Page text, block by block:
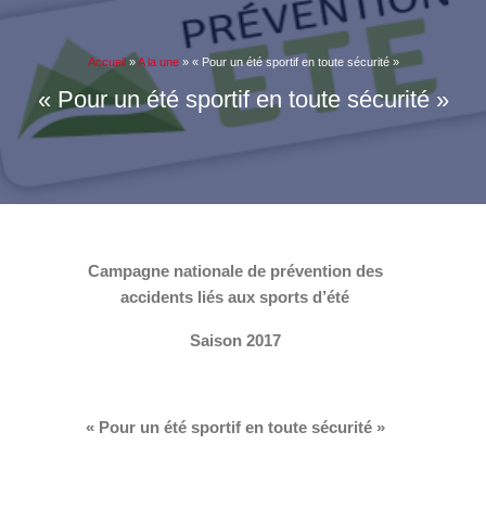
Accueil»A la une» « Pour un été sportif en toute sécurité »
« Pour un été sportif en toute sécurité »
Campagne nationale de prévention des
accidents liés aux sports d’été
Saison 2017
« Pour un été sportif en toute sécurité »